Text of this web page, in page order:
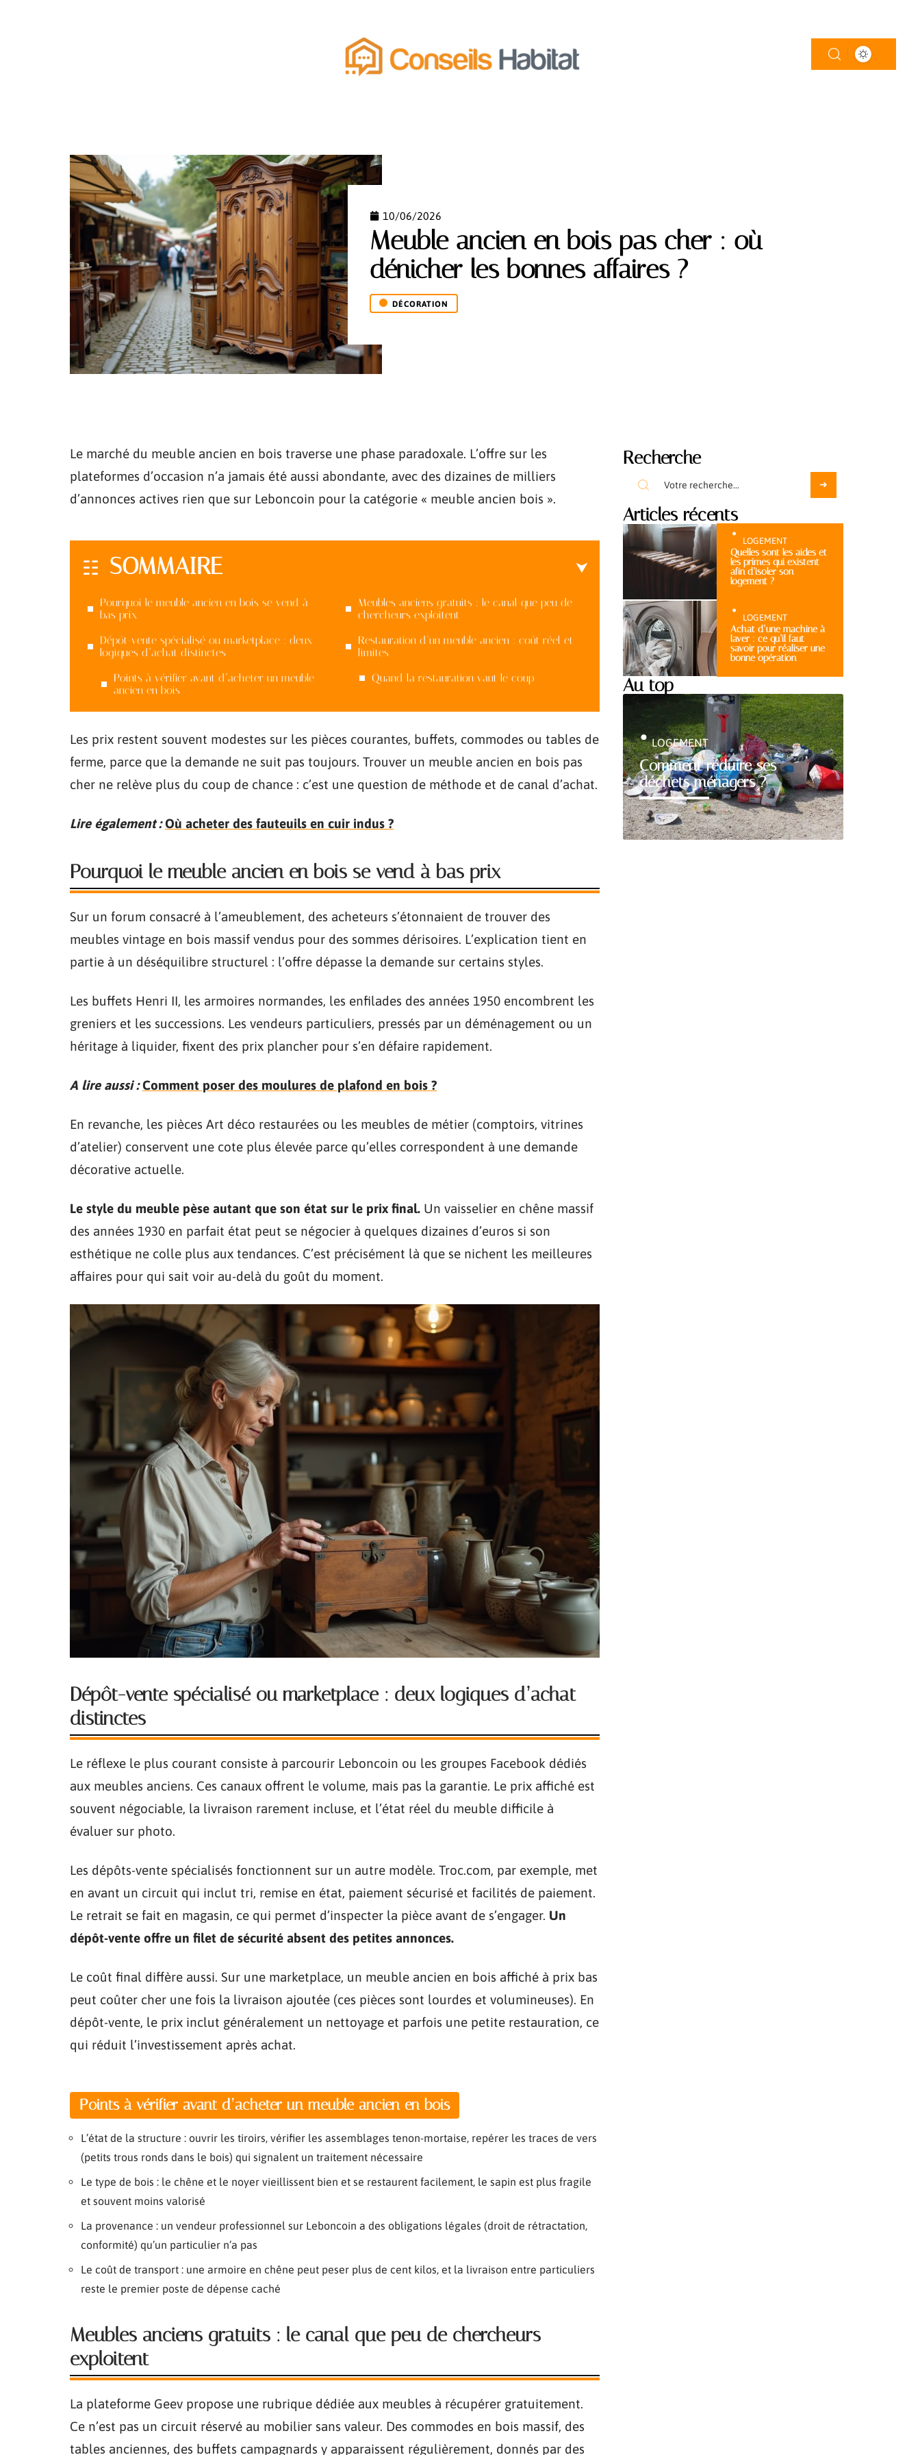
10/06/2026
Meuble ancien en bois pas cher : où
dénicher les bonnes affaires ?
DÉCORATION
Le marché du meuble ancien en bois traverse une phase paradoxale. L’offre sur les
plateformes d’occasion n’a jamais été aussi abondante, avec des dizaines de milliers
d’annonces actives rien que sur Leboncoin pour la catégorie « meuble ancien bois ».
SOMMAIRE
Pourquoi le meuble ancien en bois se vend à
bas prix
Dépôt-vente spécialisé ou marketplace : deux
logiques d’achat distinctes
Points à vérifier avant d’acheter un meuble
ancien en bois
Meubles anciens gratuits : le canal que peu de
chercheurs exploitent
Restauration d’un meuble ancien : coût réel et
limites
Quand la restauration vaut le coup
Les prix restent souvent modestes sur les pièces courantes, buffets, commodes ou tables de
ferme, parce que la demande ne suit pas toujours. Trouver un meuble ancien en bois pas
cher ne relève plus du coup de chance : c’est une question de méthode et de canal d’achat.
Lire également : Où acheter des fauteuils en cuir indus ?
Pourquoi le meuble ancien en bois se vend à bas prix
Sur un forum consacré à l’ameublement, des acheteurs s’étonnaient de trouver des
meubles vintage en bois massif vendus pour des sommes dérisoires. L’explication tient en
partie à un déséquilibre structurel : l’offre dépasse la demande sur certains styles.
Les buffets Henri II, les armoires normandes, les enfilades des années 1950 encombrent les
greniers et les successions. Les vendeurs particuliers, pressés par un déménagement ou un
héritage à liquider, fixent des prix plancher pour s’en défaire rapidement.
A lire aussi : Comment poser des moulures de plafond en bois ?
En revanche, les pièces Art déco restaurées ou les meubles de métier (comptoirs, vitrines
d’atelier) conservent une cote plus élevée parce qu’elles correspondent à une demande
décorative actuelle.
Le style du meuble pèse autant que son état sur le prix final. Un vaisselier en chêne massif
des années 1930 en parfait état peut se négocier à quelques dizaines d’euros si son
esthétique ne colle plus aux tendances. C’est précisément là que se nichent les meilleures
affaires pour qui sait voir au-delà du goût du moment.
Dépôt-vente spécialisé ou marketplace : deux logiques d’achat
distinctes
Le réflexe le plus courant consiste à parcourir Leboncoin ou les groupes Facebook dédiés
aux meubles anciens. Ces canaux offrent le volume, mais pas la garantie. Le prix affiché est
souvent négociable, la livraison rarement incluse, et l’état réel du meuble difficile à
évaluer sur photo.
Les dépôts-vente spécialisés fonctionnent sur un autre modèle. Troc.com, par exemple, met
en avant un circuit qui inclut tri, remise en état, paiement sécurisé et facilités de paiement.
Le retrait se fait en magasin, ce qui permet d’inspecter la pièce avant de s’engager. Un
dépôt-vente offre un filet de sécurité absent des petites annonces.
Le coût final diffère aussi. Sur une marketplace, un meuble ancien en bois affiché à prix bas
peut coûter cher une fois la livraison ajoutée (ces pièces sont lourdes et volumineuses). En
dépôt-vente, le prix inclut généralement un nettoyage et parfois une petite restauration, ce
qui réduit l’investissement après achat.
Points à vérifier avant d’acheter un meuble ancien en bois
L’état de la structure : ouvrir les tiroirs, vérifier les assemblages tenon-mortaise, repérer les traces de vers
(petits trous ronds dans le bois) qui signalent un traitement nécessaire
Le type de bois : le chêne et le noyer vieillissent bien et se restaurent facilement, le sapin est plus fragile
et souvent moins valorisé
La provenance : un vendeur professionnel sur Leboncoin a des obligations légales (droit de rétractation,
conformité) qu’un particulier n’a pas
Le coût de transport : une armoire en chêne peut peser plus de cent kilos, et la livraison entre particuliers
reste le premier poste de dépense caché
Meubles anciens gratuits : le canal que peu de chercheurs
exploitent
La plateforme Geev propose une rubrique dédiée aux meubles à récupérer gratuitement.
Ce n’est pas un circuit réservé au mobilier sans valeur. Des commodes en bois massif, des
tables anciennes, des buffets campagnards y apparaissent régulièrement, donnés par des
Recherche
Articles récents
LOGEMENT
Quelles sont les aides et
les primes qui existent
afin d’isoler son
logement ?
LOGEMENT
Achat d’une machine à
laver : ce qu’il faut
savoir pour réaliser une
bonne opération
Au top
Comment réduire ses
déchets ménagers ?
LOGEMENT